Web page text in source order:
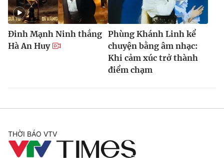
Đinh Mạnh Ninh thắng
Hà An Huy
Phùng Khánh Linh kể
chuyện bằng âm nhạc:
Khi cảm xúc trở thành
điểm chạm
THỜI BÁO VTV